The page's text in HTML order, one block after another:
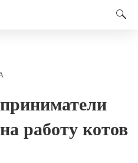
работу котов